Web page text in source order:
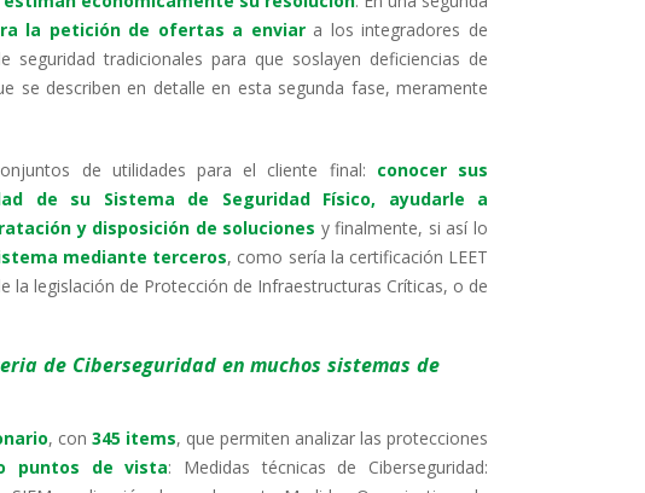
la petición de ofertas a enviara los integradores de
tradicionales para que soslayen deficiencias de
se describen en detalle en esta segunda fase, meramente
de utilidades para el cliente final: conocer sus
de su Sistema de Seguridad Físico, ayudarle a
y disposición de soluciones y finalmente, si así lo
mediante terceros, como sería la certificación LEET
la legislación de Protección de Infraestructuras Críticas, o de
de Ciberseguridad en muchos sistemas de
, con 345 items, que permiten analizar las protecciones
puntos de vista: Medidas técnicas de Ciberseguridad: